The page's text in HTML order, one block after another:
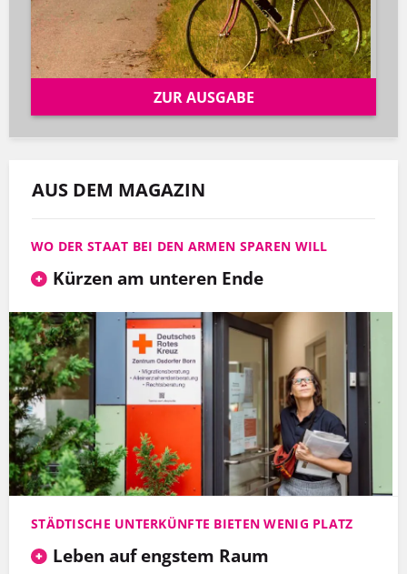
ZUR AUSGABE
AUS DEM MAGAZIN
WO DER STAAT BEI DEN ARMEN SPAREN WILL
Kürzen am unteren Ende
STÄDTISCHE UNTERKÜNFTE BIETEN WENIG PLATZ
Leben auf engstem Raum